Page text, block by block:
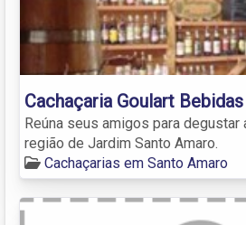
Cachaçaria Goulart Bebidas
Reúna seus amigos para degustar
região de Jardim Santo Amaro.
Cachaçarias em Santo Amaro